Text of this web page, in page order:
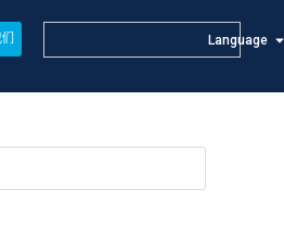
Language